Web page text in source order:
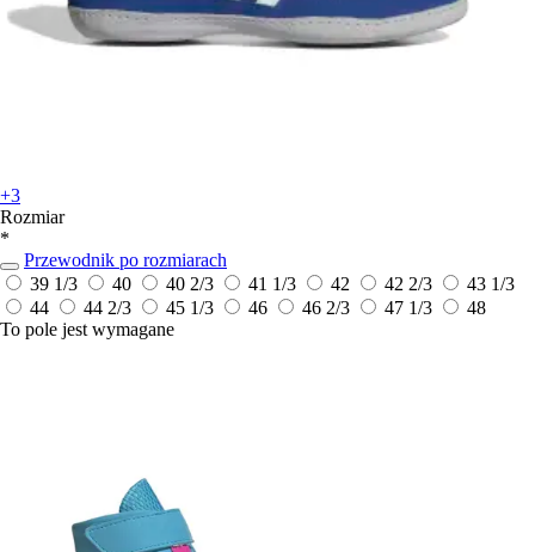
+3
Rozmiar
*
Przewodnik po rozmiarach
39 1/3
40 40 2/3 41 1/3 42 42 2/3
43 1/3
44
44 2/3 45 1/3 46 46 2/3 47 1/3
48
To pole jest wymagane